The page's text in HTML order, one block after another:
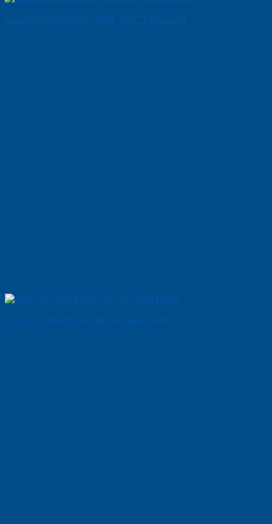
Cửa Gỗ Chống Cháy MDF O4 C1 phao chi
Cửa Gỗ Chống Cháy 2P son xam trang